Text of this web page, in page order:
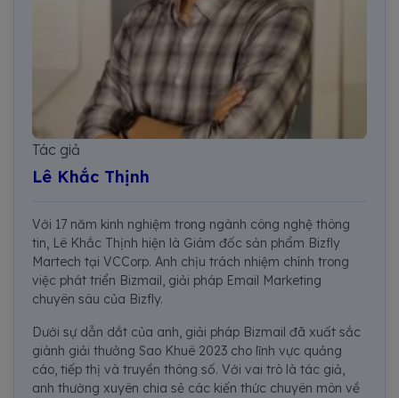
Tác giả
Lê Khắc Thịnh
Với 17 năm kinh nghiệm trong ngành công nghệ thông
tin, Lê Khắc Thịnh hiện là Giám đốc sản phẩm Bizfly
Martech tại VCCorp. Anh chịu trách nhiệm chính trong
việc phát triển Bizmail, giải pháp Email Marketing
chuyên sâu của Bizfly.
Dưới sự dẫn dắt của anh, giải pháp Bizmail đã xuất sắc
giành giải thưởng Sao Khuê 2023 cho lĩnh vực quảng
cáo, tiếp thị và truyền thông số. Với vai trò là tác giả,
anh thường xuyên chia sẻ các kiến thức chuyên môn về